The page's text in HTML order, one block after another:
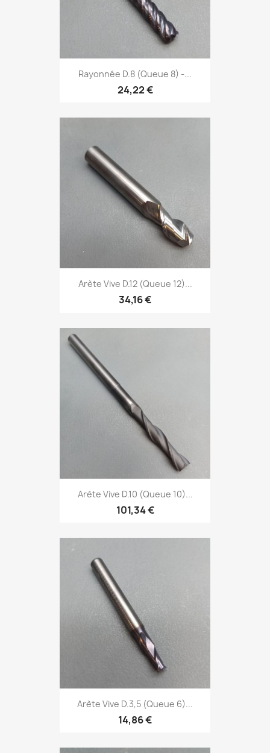
Rayonnée D.8 (Queue 8) -...
24,22 €
Arète Vive D.12 (Queue 12)...
34,16 €
Arète Vive D.10 (Queue 10)...
101,34 €
Arète Vive D.3,5 (Queue 6)...
14,86 €